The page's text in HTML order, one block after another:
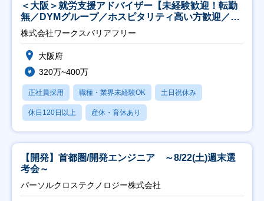
＜大阪＞就労支援アドバイザー【未経験歓迎！転勤
無／DYMグループ／ホスピタリティ高い方歓迎／土
日祝】
株式会社ワークスバリアフリー
大阪府
320万~400万
正社員採用 職種・業界未経験OK 土日祝休み
休日120日以上 産休・育休あり
【開発】首都圏/開発エンジニア ～8/22(土)週末選
考会～
パーソルクロステクノロジー株式会社